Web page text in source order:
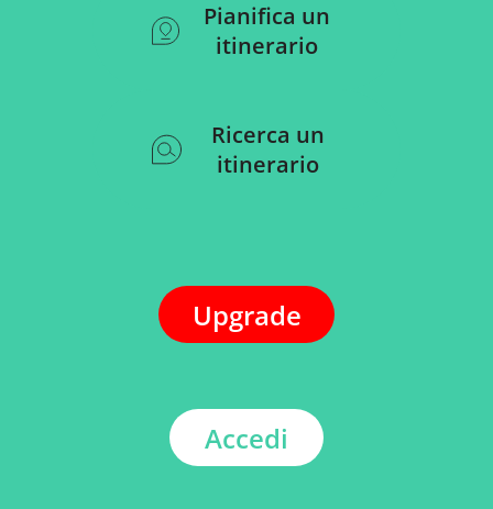
Pianifica un
itinerario
Ricerca un
itinerario
Upgrade
Accedi